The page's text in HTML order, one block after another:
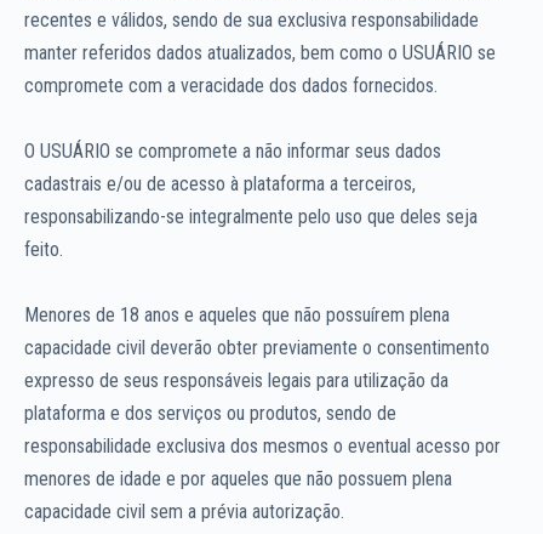
recentes e válidos, sendo de sua exclusiva responsabilidade
manter referidos dados atualizados, bem como o USUÁRIO se
compromete com a veracidade dos dados fornecidos.
O USUÁRIO se compromete a não informar seus dados
cadastrais e/ou de acesso à plataforma a terceiros,
responsabilizando-se integralmente pelo uso que deles seja
feito.
Menores de 18 anos e aqueles que não possuírem plena
capacidade civil deverão obter previamente o consentimento
expresso de seus responsáveis legais para utilização da
plataforma e dos serviços ou produtos, sendo de
responsabilidade exclusiva dos mesmos o eventual acesso por
menores de idade e por aqueles que não possuem plena
capacidade civil sem a prévia autorização.